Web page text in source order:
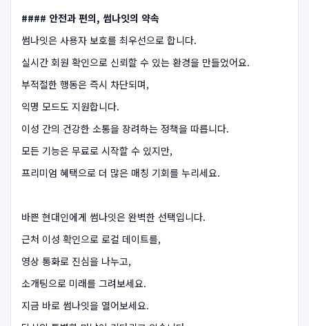
#### 안전과 편의, 썸나잇의 약속
썸나잇은 사용자 보호를 최우선으로 합니다.
실시간 회원 확인으로 신뢰할 수 있는 환경을 만들었어요.
부적절한 행동은 즉시 차단되며,
익명 모드도 지원합니다.
이성 간의 건강한 소통을 장려하는 정책을 따릅니다.
모든 기능은 무료로 시작할 수 있지만,
프리미엄 혜택으로 더 많은 매칭 기회를 누리세요.
바쁜 현대인에게 썸나잇은 완벽한 선택입니다.
근처 이성 확인으로 로컬 데이트를,
영상 통화로 진심을 나누고,
소개팅으로 미래를 그려보세요.
지금 바로 썸나잇을 열어보세요.